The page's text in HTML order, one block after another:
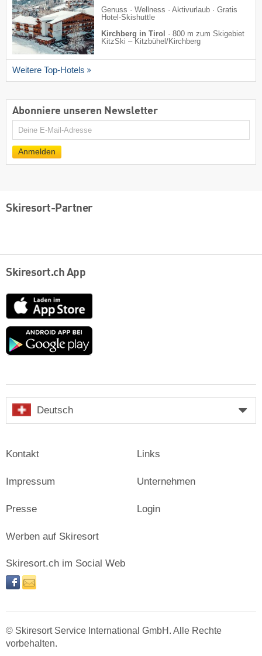
Genuss · Wellness · Aktivurlaub · Gratis
Hotel-Skishuttle
Kirchberg in Tirol
· 800 m zum Skigebiet
KitzSki – Kitzbühel/​Kirchberg
Weitere Top-Hotels
Abonniere unseren Newsletter
E-
Anmelden
Skiresort-Partner
Skiresort.ch App
App
Store
Google
Deutsch
Kontakt
Impressum
Presse
Links
Unternehmen
Login
Werben auf Skiresort
Skiresort.ch im Social Web
facebooknewsletter
© Skiresort Service International GmbH. Alle Rechte
vorbehalten.